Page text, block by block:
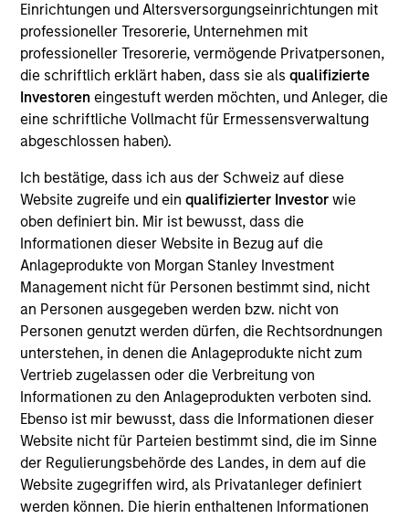
Einrichtungen und Altersversorgungseinrichtungen mit
professioneller Tresorerie, Unternehmen mit
professioneller Tresorerie, vermögende Privatpersonen,
die schriftlich erklärt haben, dass sie alsqualifizierte
Investoren eingestuft werden möchten, und Anleger, die
eine schriftliche Vollmacht für Ermessensverwaltung
abgeschlossen haben).
Ich bestätige, dass ich aus der Schweiz auf diese
Website zugreife und ein qualifizierter Investor wie
oben definiert bin. Mir ist bewusst, dass die
Informationen dieser Website in Bezug auf die
Anlageprodukte von Morgan Stanley Investment
Management nicht für Personen bestimmt sind, nicht
an Personen ausgegeben werden bzw. nicht von
Personen genutzt werden dürfen, die Rechtsordnungen
unterstehen, in denen die Anlageprodukte nicht zum
Vertrieb zugelassen oder die Verbreitung von
Informationen zu den Anlageprodukten verboten sind.
Ebenso ist mir bewusst, dass die Informationen dieser
Website nicht für Parteien bestimmt sind, die im Sinne
der Regulierungsbehörde des Landes, in dem auf die
Website zugegriffen wird, als Privatanleger definiert
werden können. Die hierin enthaltenen Informationen
Transaction Type
Founder Recapitalization
Comar is a leading rigid plastics packaging
manufacturer of bottles, containers, liquid dosing
deices and closures predominantly for the
healthcare and wellness industry. Comar's portfolio
of products are mainly for the phamaceutical,
medical diagnostics and nutraceutical end-markets.
View Current Employment Opportunities
View Site
Board Membership
Eric Kanter,Maxwell Waterous
Investment Team
Morgan Stanley Capital Partners